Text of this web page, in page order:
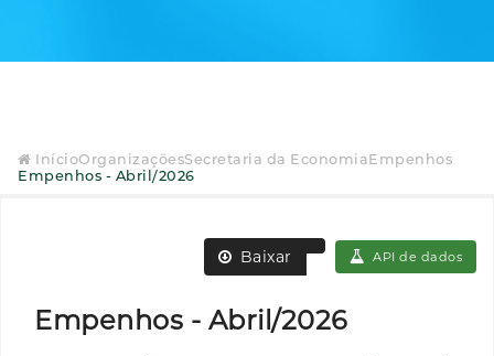
InícioOrganizaçõesSecretaria da EconomiaEmpenhos
Empenhos - Abril/2026
Baixar API de dados
Empenhos - Abril/2026